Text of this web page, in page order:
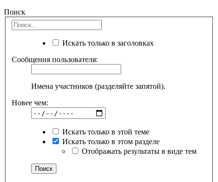
Поиск
Искать только в заголовках
Сообщения пользователя:
Имена участников (разделяйте запятой).
Новее чем:
Искать только в этой теме
Искать только в этом разделе
Отображать результаты в виде тем